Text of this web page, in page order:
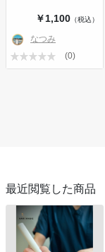
￥1,100（税込）
なつみ
(0)
最近閲覧した商品